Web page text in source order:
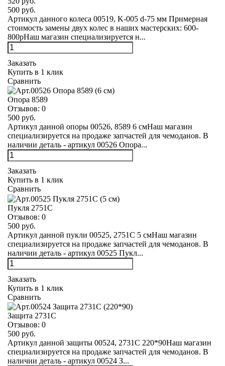
500 руб.
Артикул данного колеса 00519, K-005 d-75 мм Примерная
стоимость замены двух колес в наших мастерских: 600-
800рНаш магазин специализируется н...
Заказать
Купить в 1 клик
Сравнить
Опора 8589
Отзывов: 0
500 руб.
Артикул данной опоры 00526, 8589 6 смНаш магазин
специализируется на продаже запчастей для чемоданов. В
наличии деталь - артикул 00526 Опора...
Заказать
Купить в 1 клик
Сравнить
Пукля 2751С
Отзывов: 0
500 руб.
Артикул данной пукли 00525, 2751С 5 смНаш магазин
специализируется на продаже запчастей для чемоданов. В
наличии деталь - артикул 00525 Пукл...
Заказать
Купить в 1 клик
Сравнить
Защита 2731С
Отзывов: 0
500 руб.
Артикул данной защиты 00524, 2731С 220*90Наш магазин
специализируется на продаже запчастей для чемоданов. В
наличии деталь - артикул 00524 З...